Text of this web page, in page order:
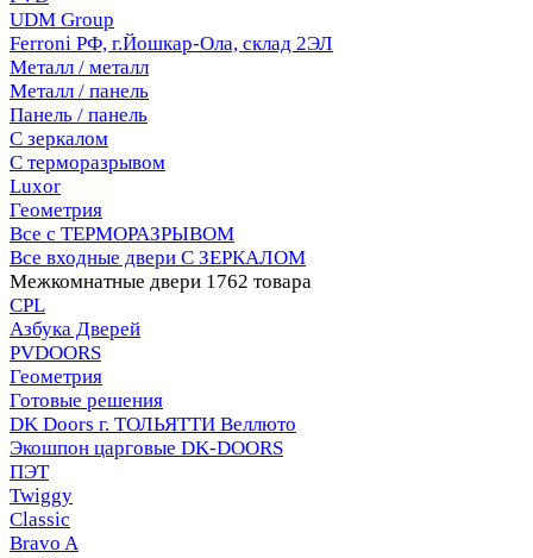
UDM Group
Ferroni РФ, г.Йошкар-Ола, склад 2ЭЛ
Металл / металл
Металл / панель
Панель / панель
С зеркалом
С терморазрывом
Luxor
Геометрия
Все с ТЕРМОРАЗРЫВОМ
Все входные двери С ЗЕРКАЛОМ
Межкомнатные двери 1762 товара
CPL
Азбука Дверей
PVDOORS
Геометрия
Готовые решения
DK Doors г. ТОЛЬЯТТИ Веллюто
Экошпон царговые DK-DOORS
ПЭТ
Twiggy
Classic
Bravo A